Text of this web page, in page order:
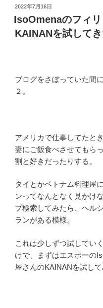
投
稿
日:
2022年7月16日
IsoOmenaのフィ
KAINANを試して
ブログをさぼっていた間
２。
アメリカで仕事してたと
妻にご飯食べさせてもら
割と好きだったりする。
タイとかベトナム料理屋
ンってなんとなく見かけ
プ検索してみたら、ヘル
ランがある模様。
これは少しずつ試して
けで、まずはエスポーの
屋さんのKAINANを試して